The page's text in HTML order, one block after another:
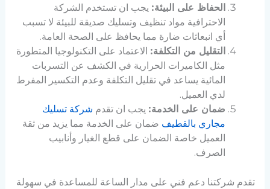
الحفاظ على البيئة: يجب ان تستخدم الشركة
الاحترافية مواد تنظيف وتسليك صديقة للبيئة لا تسبب
أي انبعاثات ضارة مما يحافظ على الصحة العامة.
التقليل من التكلفة: الاعتماد على التكنولوجيا المتطورة
مثل الكاميرات الحرارية في الكشف عن التسربات
المائية يساعد في تقليل التكلفة وعدم التكسير المفرط
لدي العميل.
ضمان على الخدمة: يجب ان تقدم شركة تسليك
مجاري بالقطيف ضمان على الخدمة مما يزيد من ثقة
العميل خاصة الضمان على قطع الغيار وأنابيب
الصرف.
تقدم شركتنا دعم فني على مدار الساعة للمساعدة في سهولة